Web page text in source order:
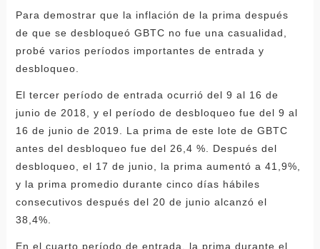
Para demostrar que la inflación de la prima después
de que se desbloqueó GBTC no fue una casualidad,
probé varios períodos importantes de entrada y
desbloqueo.
El tercer período de entrada ocurrió del 9 al 16 de
junio de 2018, y el período de desbloqueo fue del 9 al
16 de junio de 2019. La prima de este lote de GBTC
antes del desbloqueo fue del 26,4 %. Después del
desbloqueo, el 17 de junio, la prima aumentó a 41,9%,
y la prima promedio durante cinco días hábiles
consecutivos después del 20 de junio alcanzó el
38,4%.
En el cuarto período de entrada, la prima durante el